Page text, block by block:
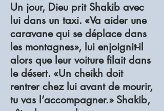
Un jour, Dieu prit Shakib avec
lui dans un taxi. «Va aider une
caravane qui se déplace dans
les montagnes», lui enjoignit-il
alors que leur voiture filait dans
le désert. «Un cheikh doit
rentrer chez lui avant de mourir,
tu vas l’accompagner.» Shakib,